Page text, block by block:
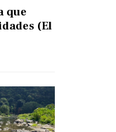
que
(El